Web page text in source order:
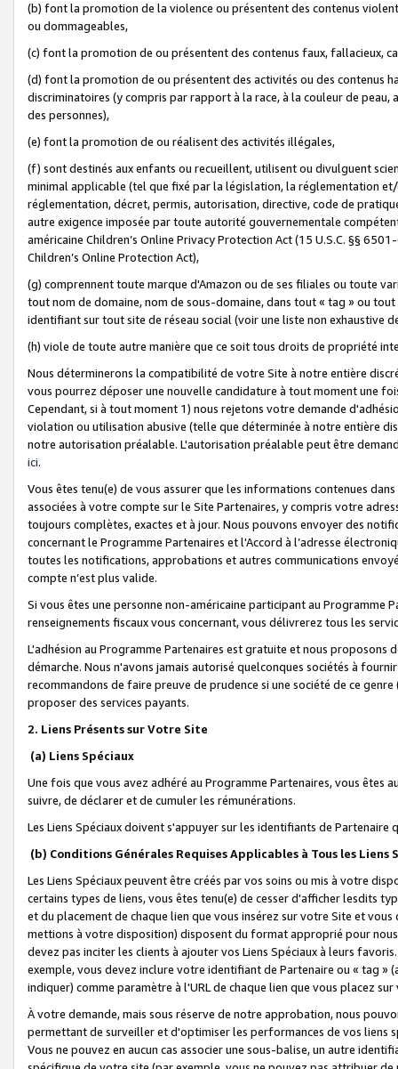
(b) font la promotion de la violence ou présentent des contenus
ou dommageables,
(c) font la promotion de ou présentent des contenus faux, fallacieux,
(d) font la promotion de ou présentent des activités ou des contenus
discriminatoires (y compris par rapport à la race, à la couleur de
des personnes),
(e) font la promotion de ou réalisent des activités illégales,
(f) sont destinés aux enfants ou recueillent, utilisent ou divulguent
minimal applicable (tel que fixé par la législation, la réglementation
réglementation, décret, permis, autorisation, directive, code de
autre exigence imposée par toute autorité gouvernementale
américaine Children’s Online Privacy Protection Act (15 U.S.C. §§
Children’s Online Protection Act),
(g) comprennent toute marque d'Amazon ou de ses filiales ou toute
tout nom de domaine, nom de sous-domaine, dans tout « tag » ou
identifiant sur tout site de réseau social (voir une liste non exhaustive
(h) viole de toute autre manière que ce soit tous droits de propriété
Nous déterminerons la compatibilité de votre Site à notre entière
vous pourrez déposer une nouvelle candidature à tout moment une
Cependant, si à tout moment 1) nous rejetons votre demande
violation ou utilisation abusive (telle que déterminée à notre entière
notre autorisation préalable. L'autorisation préalable peut être
ici.
Vous êtes tenu(e) de vous assurer que les informations contenues
associées à votre compte sur le Site Partenaires, y compris votre
toujours complètes, exactes et à jour. Nous pouvons envoyer des
concernant le Programme Partenaires et l'Accord à l’adresse
toutes les notifications, approbations et autres communications
compte n’est plus valide.
Si vous êtes une personne non-américaine participant au
renseignements fiscaux vous concernant, vous délivrerez tous les
L'adhésion au Programme Partenaires est gratuite et nous proposons
démarche. Nous n'avons jamais autorisé quelconques sociétés à
recommandons de faire preuve de prudence si une société de ce
proposer des services payants.
2. Liens Présents sur Votre Site
(a) Liens Spéciaux
Une fois que vous avez adhéré au Programme Partenaires, vous êtes
suivre, de déclarer et de cumuler les rémunérations.
Les Liens Spéciaux doivent s'appuyer sur les identifiants de Partenaire
(b) Conditions Générales Requises Applicables à Tous les Liens
Les Liens Spéciaux peuvent être créés par vos soins ou mis à votre
certains types de liens, vous êtes tenu(e) de cesser d'afficher lesdits
et du placement de chaque lien que vous insérez sur votre Site et
mettions à votre disposition) disposent du format approprié pour
devez pas inciter les clients à ajouter vos Liens Spéciaux à leurs
exemple, vous devez inclure votre identifiant de Partenaire ou « tag
indiquer) comme paramètre à l'URL de chaque lien que vous placez
À votre demande, mais sous réserve de notre approbation, nous
permettant de surveiller et d'optimiser les performances de vos liens
Vous ne pouvez en aucun cas associer une sous-balise, un autre